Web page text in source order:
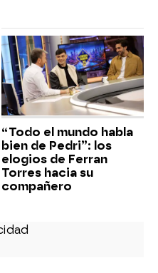
“Todo el mundo habla
bien de Pedri”: los
elogios de Ferran
Torres hacia su
compañero